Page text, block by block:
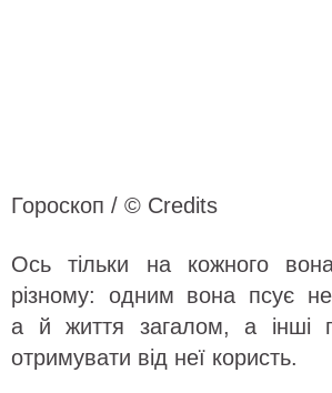
Гороскоп / © Credits
Ось тільки на кожного
різному: одним вона псує
а й життя загалом, а інші
отримувати від неї користь.